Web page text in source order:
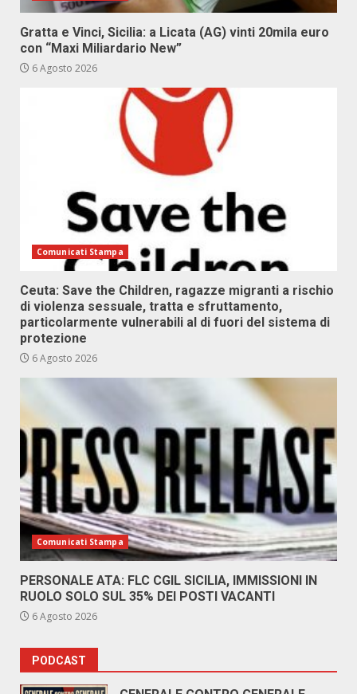
Gratta e Vinci, Sicilia: a Licata (AG) vinti 20mila euro
con “Maxi Miliardario New”
6 Agosto 2026
Comunicati Stampa
Ceuta: Save the Children, ragazze migranti a rischio
di violenza sessuale, tratta e sfruttamento,
particolarmente vulnerabili al di fuori del sistema di
protezione
6 Agosto 2026
Comunicati Stampa
PERSONALE ATA: FLC CGIL SICILIA, IMMISSIONI IN
RUOLO SOLO SUL 35% DEI POSTI VACANTI
6 Agosto 2026
PODCAST